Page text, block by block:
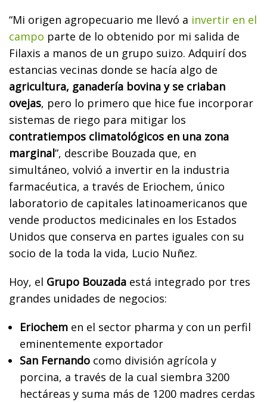
“Mi origen agropecuario me llevó a invertir en el
campo parte de lo obtenido por mi salida de
Filaxis a manos de un grupo suizo. Adquirí dos
estancias vecinas donde se hacía algo de
agricultura, ganadería bovina y se criaban
ovejas, pero lo primero que hice fue incorporar
sistemas de riego para mitigar los
contratiempos climatológicos en una zona
marginal”, describe Bouzada que, en
simultáneo, volvió a invertir en la industria
farmacéutica, a través de Eriochem, único
laboratorio de capitales latinoamericanos que
vende productos medicinales en los Estados
Unidos que conserva en partes iguales con su
socio de la toda la vida, Lucio Nuñez.
Hoy, el Grupo Bouzada está integrado por tres
grandes unidades de negocios:
Eriochem en el sector pharma y con un perfil
eminentemente exportador
San Fernando como división agrícola y
porcina, a través de la cual siembra 3200
hectáreas y suma más de 1200 madres cerdas